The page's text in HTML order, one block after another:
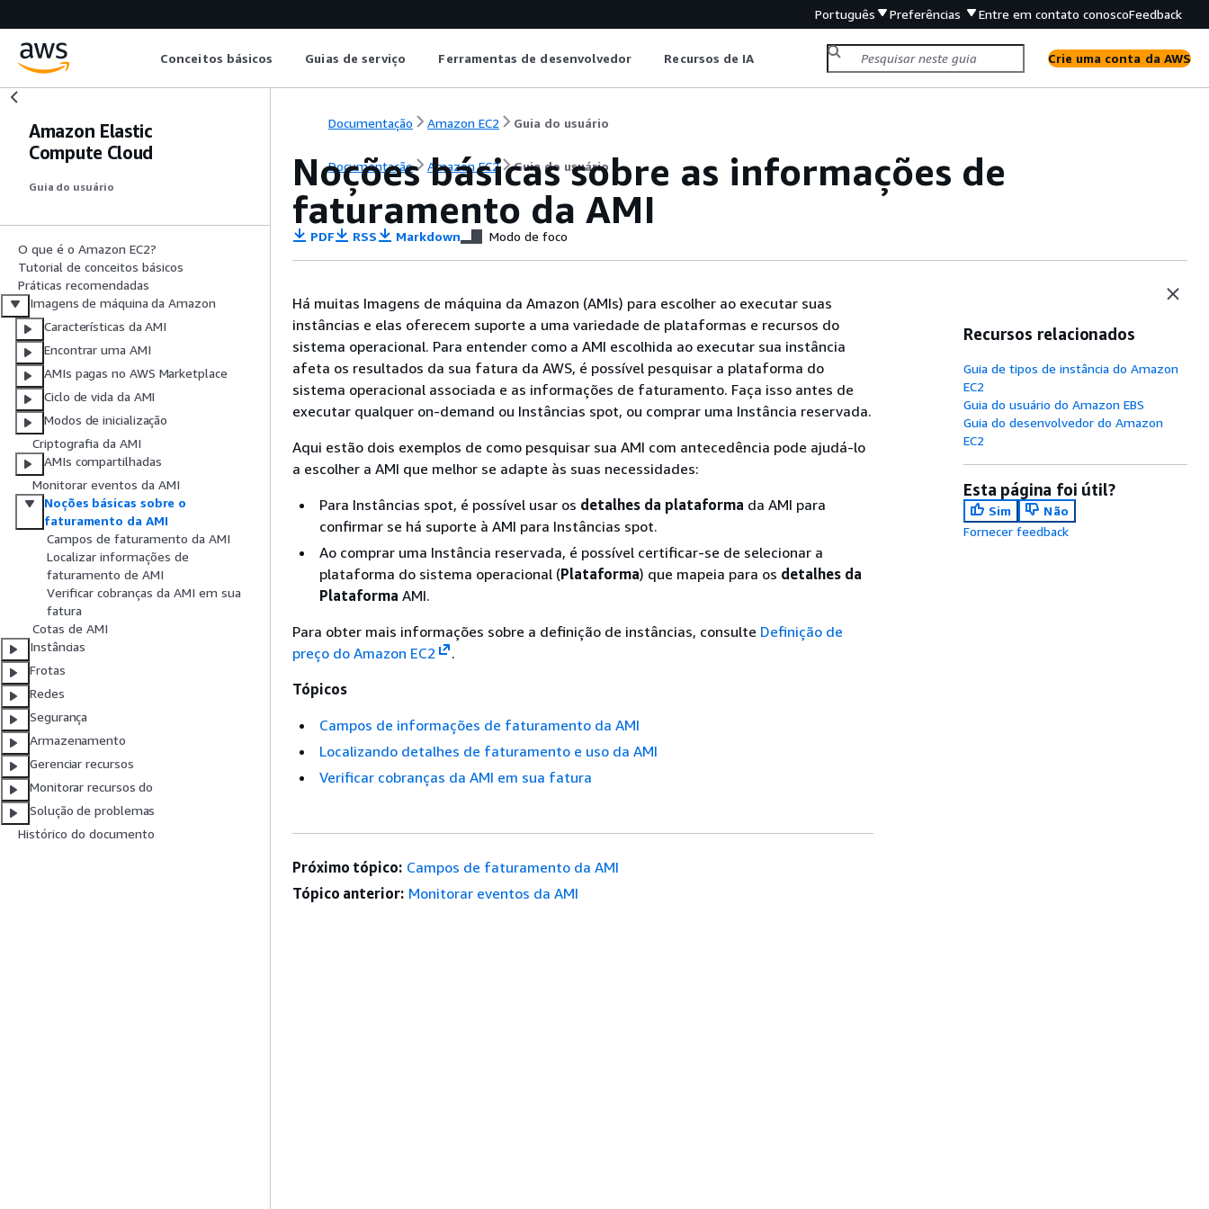
Português Preferências Entre em contato conoscoFeedback
Conceitos básicos Guias de serviço Ferramentas de desenvolvedor Recursos de IA Crie uma conta da AWS
Amazon Elastic
Compute Cloud
Guia do usuário
O que é o Amazon EC2?
Tutorial de conceitos básicos
Práticas recomendadas
Imagens de máquina da Amazon
Características da AMI
Encontrar uma AMI
AMIs pagas no AWS Marketplace
Ciclo de vida da AMI
Modos de inicialização
Criptografia da AMI
AMIs compartilhadas
Monitorar eventos da AMI
Noções básicas sobre o
faturamento da AMI
Campos de faturamento da AMI
Localizar informações de
faturamento de AMI
Verificar cobranças da AMI em sua
fatura
Cotas de AMI
Instâncias
Frotas
Redes
Segurança
Armazenamento
Gerenciar recursos
Monitorar recursos do
Solução de problemas
Histórico do documento
Documentação Amazon EC2 Guia do usuário
Documentação Amazon EC2 Guia do usuário
Noções básicas sobre as informações de
faturamento da AMI
PDF RSS Markdown Modo de foco
Há muitas Imagens de máquina da Amazon (AMIs) para escolher ao executar suas
instâncias e elas oferecem suporte a uma variedade de plataformas e recursos do
sistema operacional. Para entender como a AMI escolhida ao executar sua instância
afeta os resultados da sua fatura da AWS, é possível pesquisar a plataforma do
sistema operacional associada e as informações de faturamento. Faça isso antes de
executar qualquer on-demand ou Instâncias spot, ou comprar uma Instância reservada.
Aqui estão dois exemplos de como pesquisar sua AMI com antecedência pode ajudá-lo
a escolher a AMI que melhor se adapte às suas necessidades:
Para Instâncias spot, é possível usar os detalhes da plataforma da AMI para
confirmar se há suporte à AMI para Instâncias spot.
Ao comprar uma Instância reservada, é possível certificar-se de selecionar a
plataforma do sistema operacional (Plataforma) que mapeia para os detalhes da
Plataforma AMI.
Para obter mais informações sobre a definição de instâncias, consulte Definição de
preço do Amazon EC2
.
Tópicos
Campos de informações de faturamento da AMI
Localizando detalhes de faturamento e uso da AMI
Verificar cobranças da AMI em sua fatura
Recursos relacionados
Guia de tipos de instância do Amazon
EC2
Guia do usuário do Amazon EBS
Guia do desenvolvedor do Amazon
EC2
Esta página foi útil?
Sim
Não
Fornecer feedback
Próximo tópico: Campos de faturamento da AMI
Tópico anterior: Monitorar eventos da AMI